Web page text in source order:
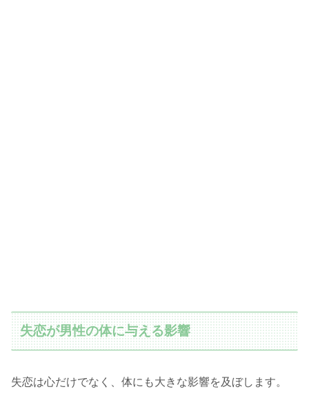
失恋が男性の体に与える影響
失恋は心だけでなく、体にも大きな影響を及ぼします。